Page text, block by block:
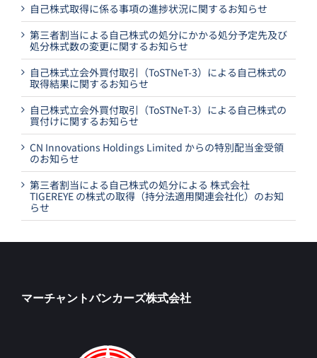
自己株式取得に係る事項の進捗状況に関するお知らせ
第三者割当による自己株式の処分にかかる処分予定先及び
処分株式数の変更に関するお知らせ
自己株式立会外買付取引（ToSTNeT-3）による自己株式の
取得結果に関するお知らせ
自己株式立会外買付取引（ToSTNeT-3）による自己株式の
買付けに関するお知らせ
CN Innovations Holdings Limited からの特別配当金受領
のお知らせ
第三者割当による自己株式の処分による 株式会社
TIGEREYE の株式の取得（持分法適用関連会社化）のお知
らせ
マーチャントバンカーズ株式会社